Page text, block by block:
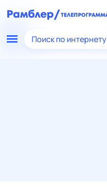
Поиск по интернету